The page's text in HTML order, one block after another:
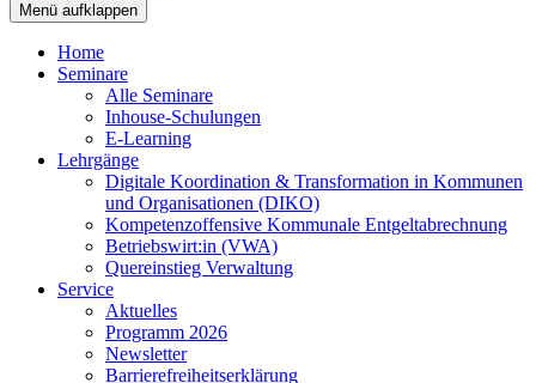
Menü aufklappen
Home
Seminare
Alle Seminare
Inhouse-Schulungen
E-Learning
Lehrgänge
Digitale Koordination & Transformation in Kommunen
und Organisationen (DIKO)
Kompetenzoffensive Kommunale Entgeltabrechnung
Betriebswirt:in (VWA)
Quereinstieg Verwaltung
Service
Aktuelles
Programm 2026
Newsletter
Barrierefreiheitserklärung